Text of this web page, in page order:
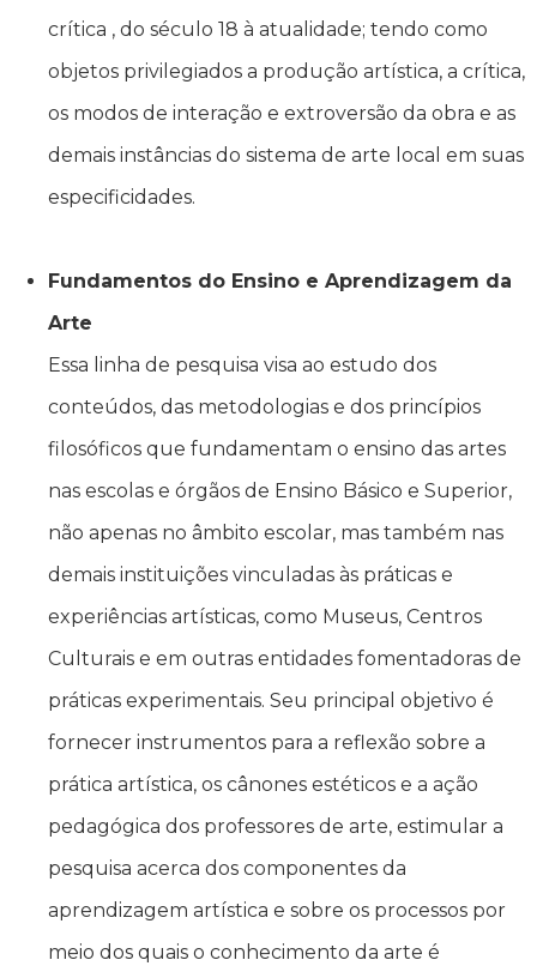
crítica , do século 18 à atualidade; tendo como
objetos privilegiados a produção artística, a crítica,
os modos de interação e extroversão da obra e as
demais instâncias do sistema de arte local em suas
especificidades.
Fundamentos do Ensino e Aprendizagem da
Arte
Essa linha de pesquisa visa ao estudo dos
conteúdos, das metodologias e dos princípios
filosóficos que fundamentam o ensino das artes
nas escolas e órgãos de Ensino Básico e Superior,
não apenas no âmbito escolar, mas também nas
demais instituições vinculadas às práticas e
experiências artísticas, como Museus, Centros
Culturais e em outras entidades fomentadoras de
práticas experimentais. Seu principal objetivo é
fornecer instrumentos para a reflexão sobre a
prática artística, os cânones estéticos e a ação
pedagógica dos professores de arte, estimular a
pesquisa acerca dos componentes da
aprendizagem artística e sobre os processos por
meio dos quais o conhecimento da arte é